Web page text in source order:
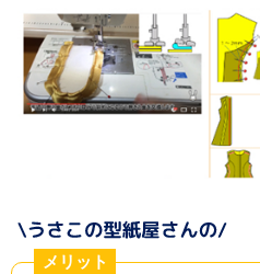
メリット